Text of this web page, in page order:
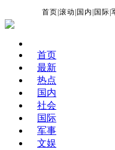
首页 |滚动 国内 国际 |
首页
最新
热点
国内
社会
国际
军事
文娱